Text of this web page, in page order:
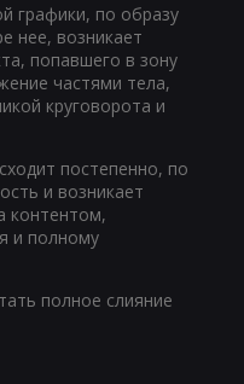
графики, по образу
нее, возникает
попавшего в зону
частями тела,
круговорота и
постепенно, по
и возникает
контентом,
и полному
полное слияние